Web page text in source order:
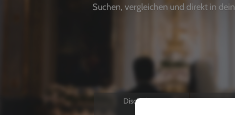
Suchen, vergleichen und direkt in
Discjockeys